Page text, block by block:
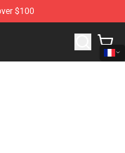
$100
Store